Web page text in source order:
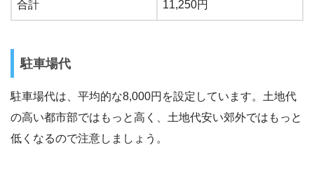
合計 11,250円
駐車場代
駐車場代は、平均的な8,000円を設定しています。土地代
の高い都市部ではもっと高く、土地代安い郊外ではもっと
低くなるので注意しましょう。